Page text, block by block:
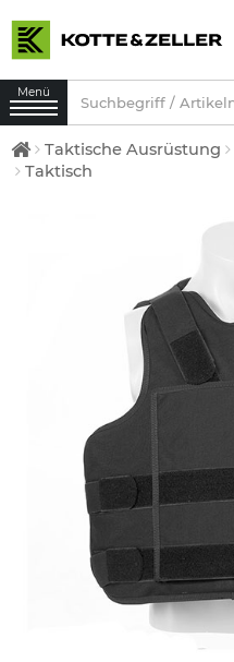
Menü
Taktische Ausrüstung
Taktisch